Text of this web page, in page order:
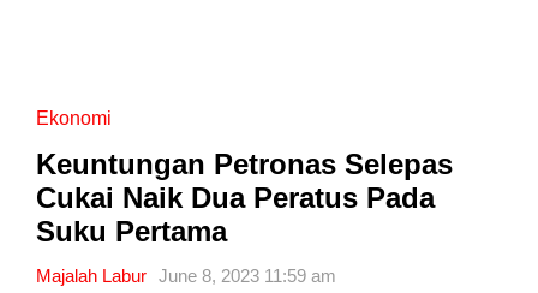
Ekonomi
Keuntungan Petronas Selepas
Cukai Naik Dua Peratus Pada
Suku Pertama
Majalah Labur June 8, 2023 11:59 am